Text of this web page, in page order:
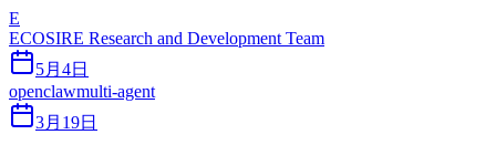
E
ECOSIRE Research and Development Team
5月4日
openclawmulti-agent
3月19日